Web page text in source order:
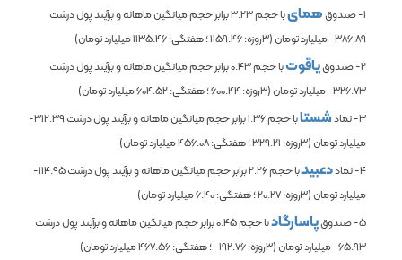
1- صندوق همایبا حجم3.23برابر حجم میانگین ماهانه و برآیند پول درشت
-386.89میلیارد تومان (3روزه: 1159.46؛ هفتگی:1135.46میلیارد تومان)
2- صندوق
یاقوتبا حجم0.43برابر حجم میانگین ماهانه و برآیند پول درشت
-326.73میلیارد تومان (3روزه: 600.44؛ هفتگی:604.52میلیارد تومان)
3- نماد
شستابا حجم1.36برابر حجم میانگین ماهانه و برآیند پول درشت-312.39
میلیارد تومان (3روزه:
329.21؛ هفتگی:456.08میلیارد تومان)
4- نماد
دعبیدبا حجم2.26برابر حجم میانگین ماهانه و برآیند پول درشت-114.95
میلیارد تومان (3روزه:
20.27؛ هفتگی:6.40میلیارد تومان)
5- صندوق
پاسارگادبا حجم0.45برابر حجم میانگین ماهانه و برآیند پول درشت
-65.93میلیارد تومان (3روزه: -192.76؛ هفتگی:467.56میلیارد تومان)